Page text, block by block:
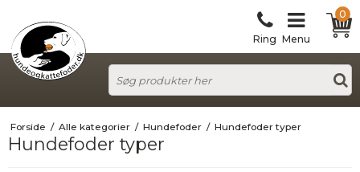
Ring Menu
0
Forside / Alle kategorier / Hundefoder / Hundefoder typer
Hundefoder typer